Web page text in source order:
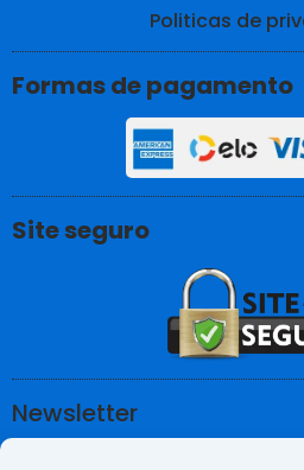
b
o
o
k
Politicas de
Formas de pagamento
Site seguro
Newsletter